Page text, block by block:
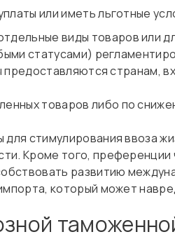
или иметь льготные
виды товаров или
статусами)
странам,
товаров либо по
стимулирования ввоза
Кроме того,
развитию
который может